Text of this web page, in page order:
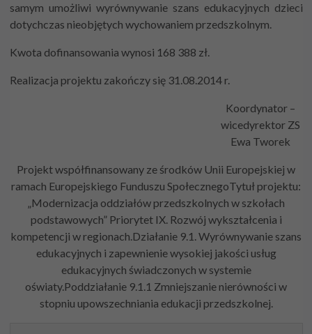
samym umożliwi wyrównywanie szans edukacyjnych dzieci
dotychczas nieobjętych wychowaniem przedszkolnym.
Kwota dofinansowania wynosi 168 388 zł.
Realizacja projektu zakończy się 31.08.2014 r.
Koordynator –
wicedyrektor ZS
Ewa Tworek
Projekt współfinansowany ze środków Unii Europejskiej w
ramach Europejskiego Funduszu SpołecznegoTytuł projektu:
„Modernizacja oddziałów przedszkolnych w szkołach
podstawowych” Priorytet IX. Rozwój wykształcenia i
kompetencji w regionach.Działanie 9.1. Wyrównywanie szans
edukacyjnych i zapewnienie wysokiej jakości usług
edukacyjnych świadczonych w systemie
oświaty.Poddziałanie 9.1.1 Zmniejszanie nierówności w
stopniu upowszechniania edukacji przedszkolnej.